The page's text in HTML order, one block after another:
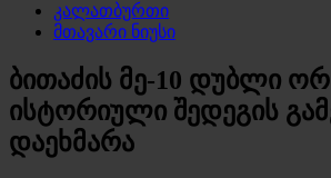
კალათბურთი
მთავარი ნიუსი
ბითაძის მე-10 დუბლი
ისტორიული შედეგის
დაეხმარა